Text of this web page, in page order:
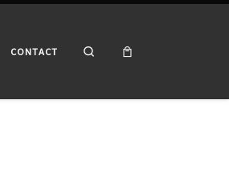
CONTACT Search